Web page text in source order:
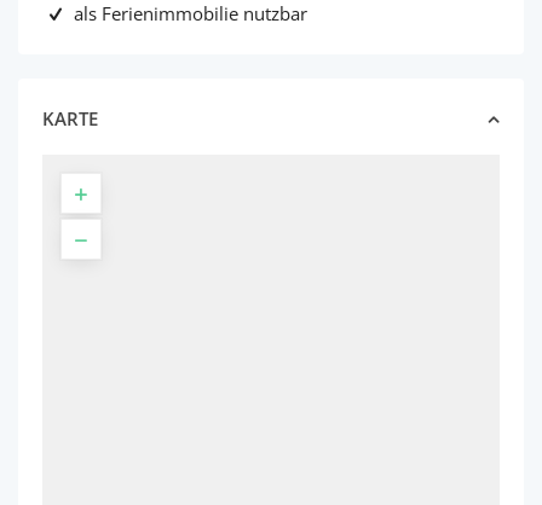
als Ferienimmobilie nutzbar
KARTE